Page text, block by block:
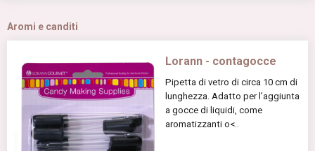
Aromi e canditi
Lorann - contagocce
Pipetta di vetro di circa 10 cm di
lunghezza. Adatto per l’aggiunta
a gocce di liquidi, come
aromatizzanti o<..